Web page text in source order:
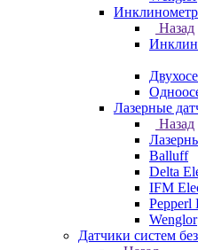
Назад
Лазерные
Назад
Balluff
Delta
IFM
Pepperl
Wenglor
Датчики систем